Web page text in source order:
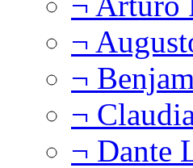
¬
¬
¬
¬ Dante